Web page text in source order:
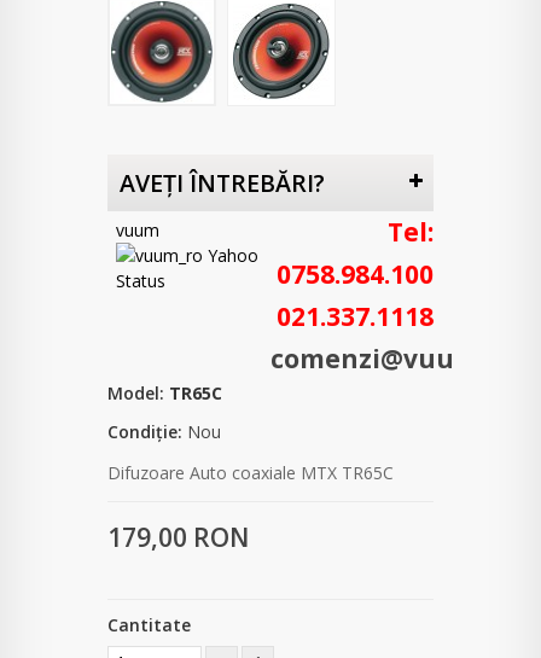
AVEŢI ÎNTREBĂRI?
vuum
Tel:
0758.984.100
021.337.1118
comenzi@vuum.ro
Model: TR65C
Condiție: Nou
Difuzoare Auto coaxiale MTX TR65C
179,00 RON
Cantitate